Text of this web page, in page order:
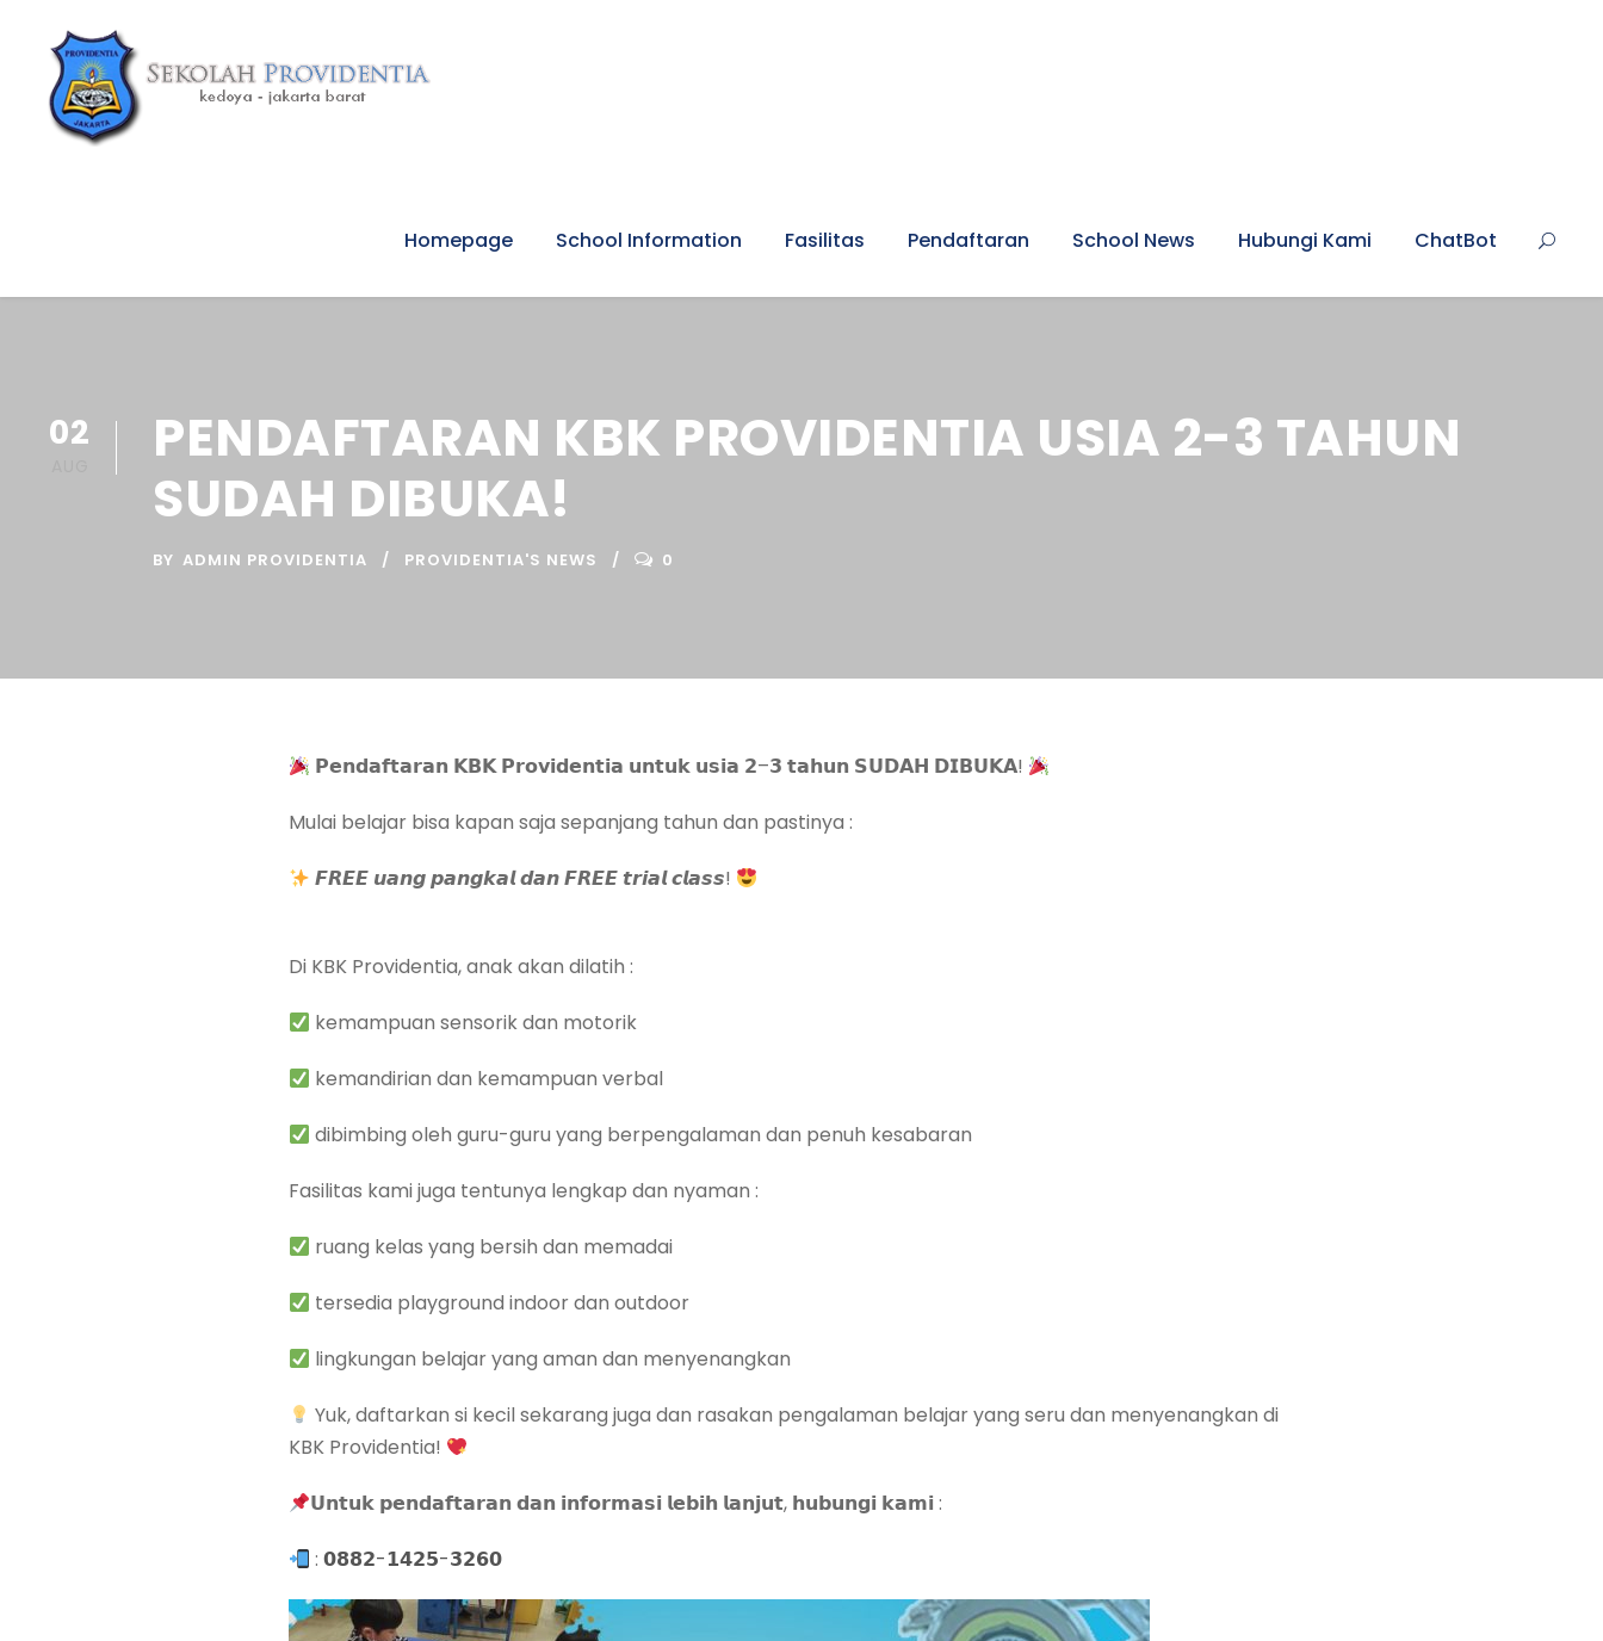
Homepage School Information Fasilitas Pendaftaran School News Hubungi Kami ChatBot
02
PENDAFTARAN KBK PROVIDENTIA USIA 2-3 TAHUN
SUDAH DIBUKA!
BY ADMIN PROVIDENTIA PROVIDENTIA'S NEWS 0
𝗣𝗲𝗻𝗱𝗮𝗳𝘁𝗮𝗿𝗮𝗻 𝗞𝗕𝗞 𝗣𝗿𝗼𝘃𝗶𝗱𝗲𝗻𝘁𝗶𝗮 𝘂𝗻𝘁𝘂𝗸 𝘂𝘀𝗶𝗮 𝟮–𝟯 𝘁𝗮𝗵𝘂𝗻 𝗦𝗨𝗗𝗔𝗛 𝗗𝗜𝗕𝗨𝗞𝗔!
Mulai belajar bisa kapan saja sepanjang tahun dan pastinya :
𝙁𝙍𝙀𝙀 𝙪𝙖𝙣𝙜 𝙥𝙖𝙣𝙜𝙠𝙖𝙡 𝙙𝙖𝙣 𝙁𝙍𝙀𝙀 𝙩𝙧𝙞𝙖𝙡 𝙘𝙡𝙖𝙨𝙨!
Di KBK Providentia, anak akan dilatih :
kemampuan sensorik dan motorik
kemandirian dan kemampuan verbal
dibimbing oleh guru-guru yang berpengalaman dan penuh kesabaran
Fasilitas kami juga tentunya lengkap dan nyaman :
ruang kelas yang bersih dan memadai
tersedia playground indoor dan outdoor
lingkungan belajar yang aman dan menyenangkan
Yuk, daftarkan si kecil sekarang juga dan rasakan pengalaman belajar yang seru dan menyenangkan di
KBK Providentia!
𝗨𝗻𝘁𝘂𝗸 𝗽𝗲𝗻𝗱𝗮𝗳𝘁𝗮𝗿𝗮𝗻 𝗱𝗮𝗻 𝗶𝗻𝗳𝗼𝗿𝗺𝗮𝘀𝗶 𝗹𝗲𝗯𝗶𝗵 𝗹𝗮𝗻𝗷𝘂𝘁, 𝗵𝘂𝗯𝘂𝗻𝗴𝗶 𝗸𝗮𝗺𝗶 :
:𝟬𝟴𝟴𝟮-𝟭𝟰𝟮𝟱-𝟯𝟮𝟲𝟬